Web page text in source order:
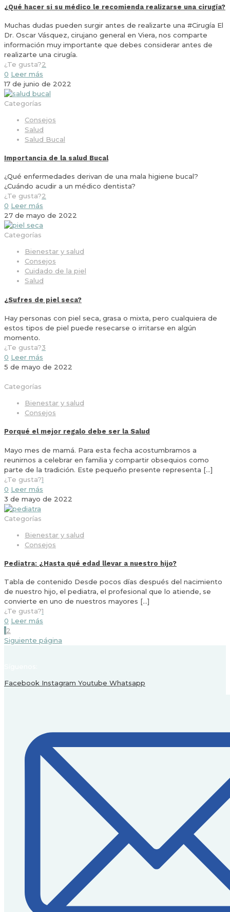
¿Qué hacer si su médico le recomienda realizarse una cirugía?
Muchas dudas pueden surgir antes de realizarte una #Cirugía El
Dr. Oscar Vásquez, cirujano general en Viera, nos comparte
información muy importante que debes considerar antes de
realizarte una cirugía.
¿Te gusta?2
0 Leer más
17 de junio de 2022
Categorías
Consejos
Salud
Salud Bucal
Importancia de la salud Bucal
¿Qué enfermedades derivan de una mala higiene bucal?
¿Cuándo acudir a un médico dentista?
¿Te gusta?2
0 Leer más
27 de mayo de 2022
Categorías
Bienestar y salud
Consejos
Cuidado de la piel
Salud
¿Sufres de piel seca?
Hay personas con piel seca, grasa o mixta, pero cualquiera de
estos tipos de piel puede resecarse o irritarse en algún
momento.
¿Te gusta?3
0 Leer más
5 de mayo de 2022
Categorías
Bienestar y salud
Consejos
Porqué el mejor regalo debe ser la Salud
Mayo mes de mamá. Para esta fecha acostumbramos a
reunirnos a celebrar en familia y compartir obsequios como
parte de la tradición. Este pequeño presente representa […]
¿Te gusta?1
0 Leer más
3 de mayo de 2022
Categorías
Bienestar y salud
Consejos
Pediatra: ¿Hasta qué edad llevar a nuestro hijo?
Tabla de contenido Desde pocos días después del nacimiento
de nuestro hijo, el pediatra, el profesional que lo atiende, se
convierte en uno de nuestros mayores […]
¿Te gusta?1
0 Leer más
12
Siguiente página
Facebook Instagram Youtube Whatsapp